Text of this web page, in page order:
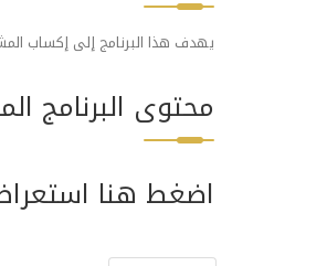
يهدف هذا البرنامج إلى إكساب
محتوى البرنامج
اضغط هنا